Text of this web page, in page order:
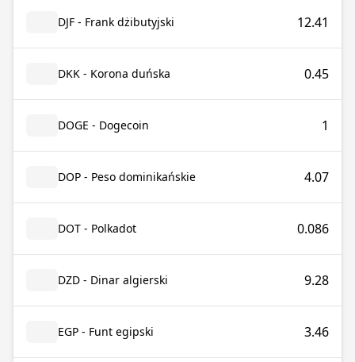
DJF - Frank dżibutyjski 12.41
DKK - Korona duńska 0.45
DOGE - Dogecoin 1
DOP - Peso dominikańskie 4.07
DOT - Polkadot 0.086
DZD - Dinar algierski 9.28
EGP - Funt egipski 3.46